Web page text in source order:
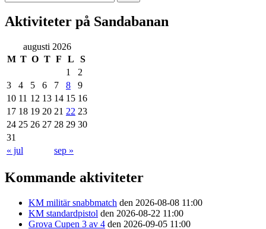
efter:
Aktiviteter på Sandabanan
augusti 2026
M T O T F L
S
1
2
3
4 5 6 7 8
9
10 11 12 13 14 15 16
17 18 19 20 21 22 23
24 25 26 27 28 29 30
31
« jul
sep »
Kommande aktiviteter
KM militär snabbmatch den 2026-08-08 11:00
KM standardpistol den 2026-08-22 11:00
Grova Cupen 3 av 4 den 2026-09-05 11:00